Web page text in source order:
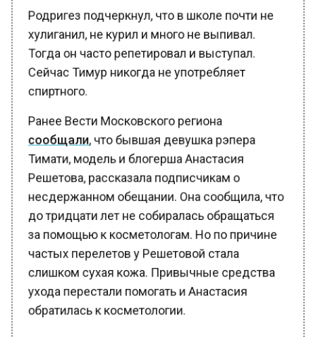
Родригез подчеркнул, что в школе почти не
Тогда он часто репетировал и выступал.
Сейчас Тимур никогда не употребляет
спиртного.
Ранее Вести Московского региона
сообщали, что бывшая девушка рэпера
Тимати, модель и блогерша Анастасия
Решетова, рассказала подписчикам о
несдержанном обещании. Она сообщила, что
до тридцати лет не собиралась обращаться
за помощью к косметологам. Но по причине
частых перелетов у Решетовой стала
слишком сухая кожа. Привычные средства
ухода перестали помогать и Анастасия
обратилась к косметологии.